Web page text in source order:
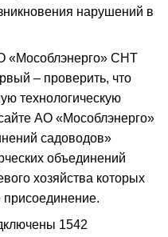
нарушений в
«Мособлэнерго» СНТ
– проверить, что
технологическую
АО «Мособлэнерго»
садоводов»
объединений
хозяйства которых
присоединение.
1542